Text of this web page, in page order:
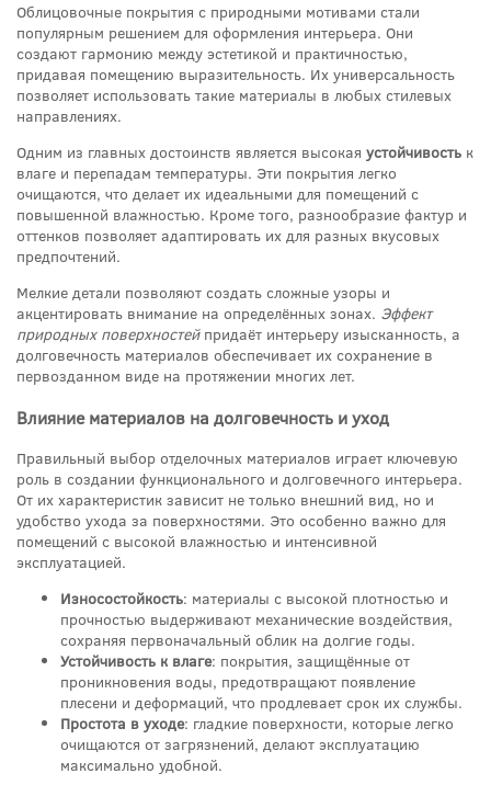
Облицовочные покрытия с природными мотивами стали
популярным решением для оформления интерьера. Они
создают гармонию между эстетикой и практичностью,
придавая помещению выразительность. Их универсальность
позволяет использовать такие материалы в любых стилевых
направлениях.
Одним из главных достоинств является высокая устойчивость к
влаге и перепадам температуры. Эти покрытия легко
очищаются, что делает их идеальными для помещений с
повышенной влажностью. Кроме того, разнообразие фактур и
оттенков позволяет адаптировать их для разных вкусовых
предпочтений.
Мелкие детали позволяют создать сложные узоры и
акцентировать внимание на определённых зонах. Эффект
природных поверхностейпридаёт интерьеру изысканность, а
долговечность материалов обеспечивает их сохранение в
первозданном виде на протяжении многих лет.
Влияние материалов на долговечность и уход
Правильный выбор отделочных материалов играет ключевую
роль в создании функционального и долговечного интерьера.
От их характеристик зависит не только внешний вид, но и
удобство ухода за поверхностями. Это особенно важно для
помещений с высокой влажностью и интенсивной
эксплуатацией.
Износостойкость: материалы с высокой плотностью и
прочностью выдерживают механические воздействия,
сохраняя первоначальный облик на долгие годы.
Устойчивость к влаге: покрытия, защищённые от
проникновения воды, предотвращают появление
плесени и деформаций, что продлевает срок их службы.
Простота в уходе: гладкие поверхности, которые легко
очищаются от загрязнений, делают эксплуатацию
максимально удобной.